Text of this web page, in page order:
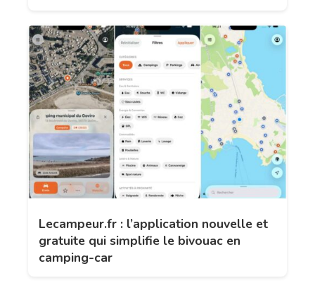
Lecampeur.fr : l’application nouvelle et
gratuite qui simplifie le bivouac en
camping-car